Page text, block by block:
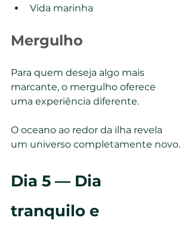
Vida marinha
Mergulho
Para quem deseja algo mais
marcante, o mergulho oferece
uma experiência diferente.
O oceano ao redor da ilha revela
um universo completamente novo.
Dia 5 — Dia
tranquilo e